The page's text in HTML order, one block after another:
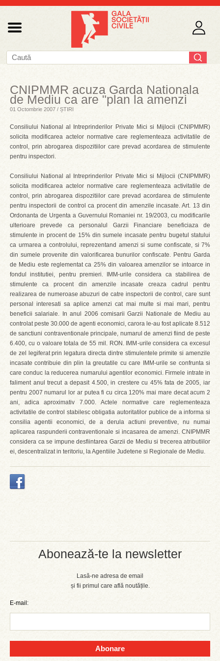
Abonează-te la newsletter
Lasă-ne adresa de email
și fii primul care află noutățile.
E-mail:
Abonare
CNIPMMR acuza Garda Nationala
de Mediu ca are "plan la amenzi
01 Octombrie 2007 / ȘTIRI
Consiliului National al Intreprinderilor Private Mici si Mijlocii (CNIPMMR)
solicita modificarea actelor normative care reglementeaza activitatile de
control, prin abrogarea dispozitiilor care prevad acordarea de stimulente
pentru inspectori.
Consiliului National al Intreprinderilor Private Mici si Mijlocii (CNIPMMR)
solicita modificarea actelor normative care reglementeaza activitatile de
control, prin abrogarea dispozitiilor care prevad acordarea de stimulente
pentru inspectorii de control ca procent din amenzile incasate. Art. 13 din
Ordonanta de Urgenta a Guvernului Romaniei nr. 19/2003, cu modificarile
ulterioare prevede ca personalul Garzii Financiare beneficiaza de
stimulente in procent de 15% din sumele incasate pentru bugetul statului
ca urmarea a controlului, reprezentand amenzi si sume confiscate, si 7%
din sumele provenite din valorificarea bunurilor confiscate. Pentru Garda
de Mediu este reglementat ca 25% din valoarea amenzilor se intoarce in
fondul institutiei, pentru premieri. IMM-urile considera ca stabilirea de
stimulente ca procent din amenzile incasate creaza cadrul pentru
realizarea de numeroase abuzuri de catre inspectorii de control, care sunt
personal interesati sa aplice amenzi cat mai multe si mai mari, pentru
beneficii salariale. In anul 2006 comisarii Garzii Nationale de Mediu au
controlat peste 30.000 de agenti economici, carora le-au fost aplicate 8.512
de sanctiuni contraventionale principale, numarul de amenzi fiind de peste
6.400, cu o valoare totala de 55 mil. RON. IMM-urile considera ca excesul
de zel legiferat prin legatura directa dintre stimulentele primite si amenzile
incasate contribuie din plin la greutatile cu care IMM-urile se confrunta si
care conduc la reducerea numarului agentilor economici. Firmele intrate in
faliment anul trecut a depasit 4.500, in crestere cu 45% fata de 2005, iar
pentru 2007 numarul lor ar putea fi cu circa 120% mai mare decat acum 2
ani, adica aproximativ 7.000. Actele normative care reglementeaza
activitatile de control stabilesc obligatia autoritatilor publice de a informa si
consilia agentii economici, de a derula actiuni preventive, nu numai
aplicarea raspunderii contraventionale si incasarea de amenzi. CNIPMMR
considera ca se impune desfiintarea Garzii de Mediu si trecerea atributiilor
ei, descentralizat in teritoriu, la Agentiile Judetene si Regionale de Mediu.